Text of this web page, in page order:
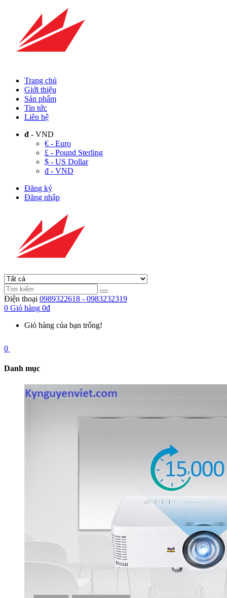
Trang chủ
Giới thiệu
Sản phẩm
Tin tức
Liên hệ
đ - VND
€ - Euro
£ - Pound Sterling
$ - US Dollar
đ - VND
Đăng ký
Đăng nhập
Điện thoại 0989322618 - 0983232319
0 Giỏ hàng 0đ
Giỏ hàng của bạn trống!
0
Danh mục